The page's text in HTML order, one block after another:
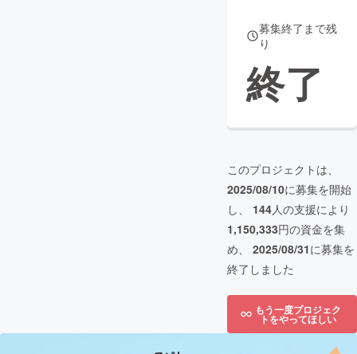
募集終了まで残
り
終了
このプロジェクトは、
2025/08/10に募集を開始
し、 144人の支援により
1,150,333円の資金を集
め、 2025/08/31に募集を
終了しました
もう一度プロジェク
トをやってほしい